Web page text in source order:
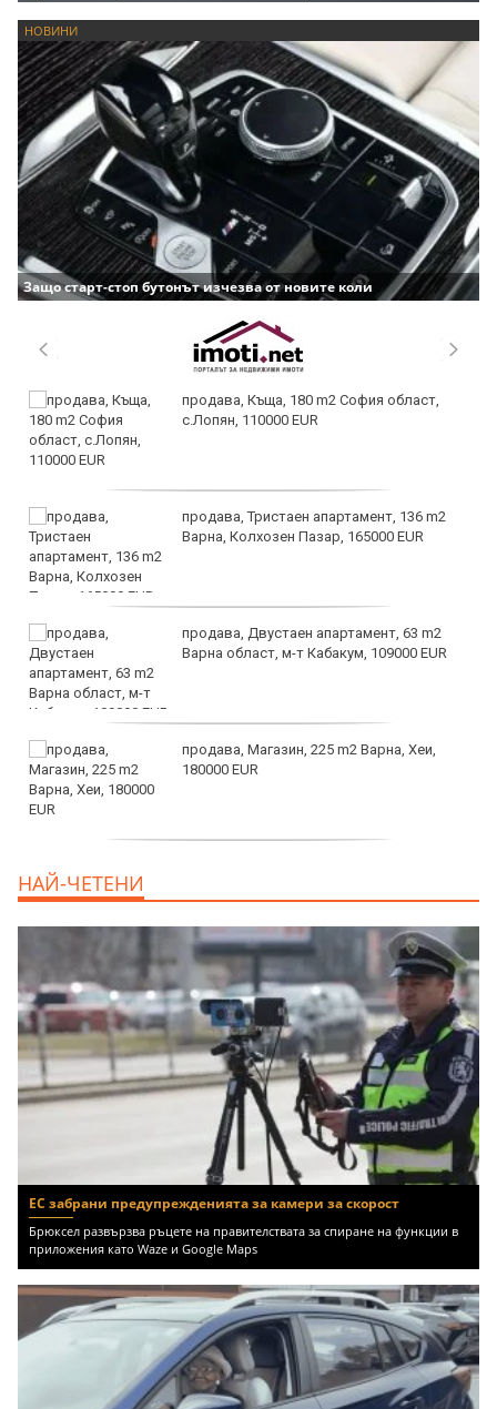
НОВИНИ
Защо старт-стоп бутонът изчезва от новите коли
продава, Къща, 180 m2 София област,
с.Лопян, 110000 EUR
продава, Тристаен апартамент, 136 m2
Варна, Колхозен Пазар, 165000 EUR
продава, Двустаен апартамент, 63 m2
Варна област, м-т Кабакум, 109000 EUR
продава, Магазин, 225 m2 Варна, Хеи,
180000 EUR
НАЙ-ЧЕТЕНИ
ЕС забрани предупрежденията за камери за скорост
Брюксел развързва ръцете на правителствата за спиране на функции в
приложения като Waze и Google Maps